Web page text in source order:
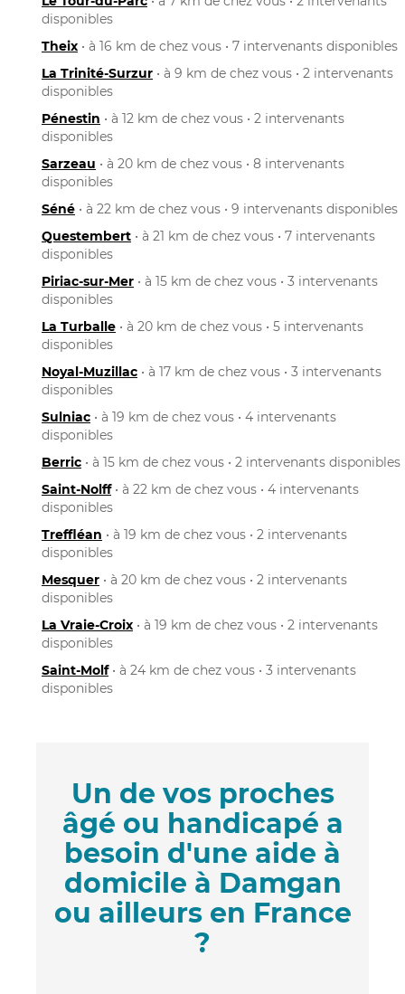
disponibles
Theix • à 16 km de chez vous • 7 intervenants disponibles
La Trinité-Surzur • à 9 km de chez vous • 2 intervenants
disponibles
Pénestin • à 12 km de chez vous • 2 intervenants
disponibles
Sarzeau • à 20 km de chez vous • 8 intervenants
disponibles
Séné • à 22 km de chez vous • 9 intervenants disponibles
Questembert • à 21 km de chez vous • 7 intervenants
disponibles
Piriac-sur-Mer • à 15 km de chez vous • 3 intervenants
disponibles
La Turballe • à 20 km de chez vous • 5 intervenants
disponibles
Noyal-Muzillac • à 17 km de chez vous • 3 intervenants
disponibles
Sulniac • à 19 km de chez vous • 4 intervenants
disponibles
Berric • à 15 km de chez vous • 2 intervenants disponibles
Saint-Nolff• à 22 km de chez vous • 4 intervenants
disponibles
Treffléan • à 19 km de chez vous • 2 intervenants
disponibles
Mesquer • à 20 km de chez vous • 2 intervenants
disponibles
La Vraie-Croix • à 19 km de chez vous • 2 intervenants
disponibles
Saint-Molf• à 24 km de chez vous • 3 intervenants
disponibles
Un de vos proches
âgé ou handicapé a
besoin d'une aide à
domicile à Damgan
ou ailleurs en France
?